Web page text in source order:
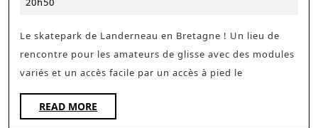
Le skatepark de Landerneau en Bretagne ! Un lieu de
rencontre pour les amateurs de glisse avec des modules
variés et un accès facile par un accès à pied le
READ MORE
MORE